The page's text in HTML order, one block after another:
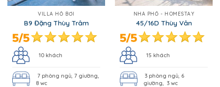
VILLA HỒ BƠI
B9 Đặng Thùy Trâm
10 khách
7 phòng ngủ, 7 giường,
8 wc
NHÀ PHỐ - HOMESTAY
45/16D Thùy Vân
15 khách
3 phòng ngủ, 6
giường, 3 wc